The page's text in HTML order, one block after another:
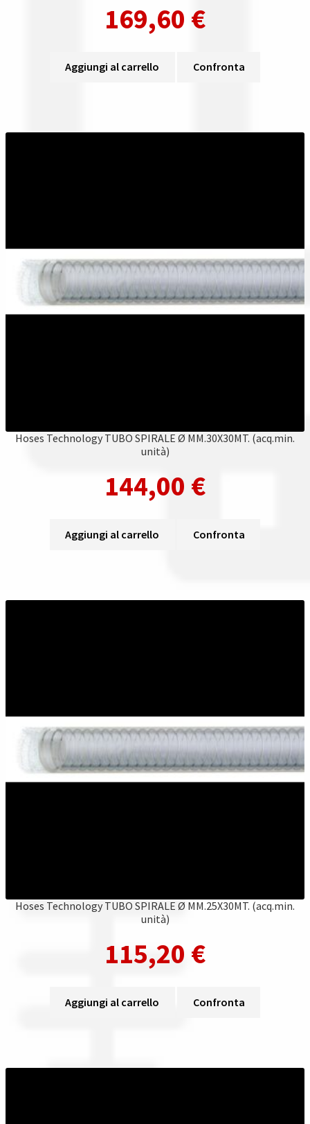
169,60 €
Aggiungi al carrello Confronta
Hoses Technology TUBO SPIRALE Ø MM.30X30MT. (acq.min.
unità)
144,00 €
Aggiungi al carrello Confronta
Hoses Technology TUBO SPIRALE Ø MM.25X30MT. (acq.min.
unità)
115,20 €
Aggiungi al carrello Confronta